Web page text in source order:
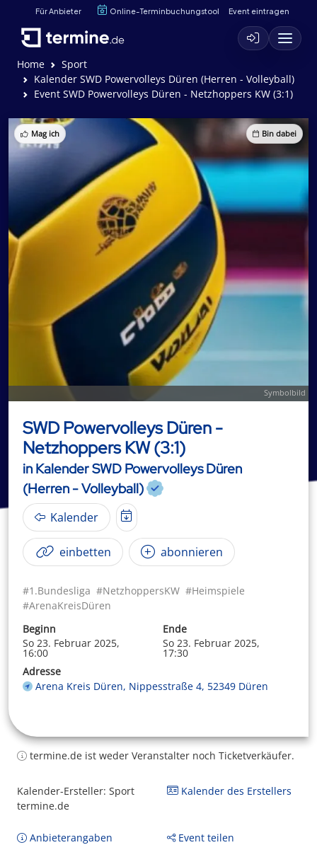
Für Anbieter Online-Terminbuchungstool Event eintragen
Home
Sport
Kalender SWD Powervolleys Düren (Herren - Volleyball)
Event SWD Powervolleys Düren - Netzhoppers KW (3:1)
Mag ich Bin dabei
Symbolbild
SWD Powervolleys Düren -
Netzhoppers KW (3:1)
in Kalender SWD Powervolleys Düren
(Herren - Volleyball)
Kalender
einbetten abonnieren
#1.Bundesliga #NetzhoppersKW #Heimspiele
#ArenaKreisDüren
Beginn
So 23. Februar 2025,
16:00
Ende
So 23. Februar 2025,
17:30
Adresse
Arena Kreis Düren, Nippesstraße 4, 52349 Düren
termine.de ist weder Veranstalter noch Ticketverkäufer.
Kalender-Ersteller: Sport
termine.de
Kalender des Erstellers
Anbieterangaben Event teilen